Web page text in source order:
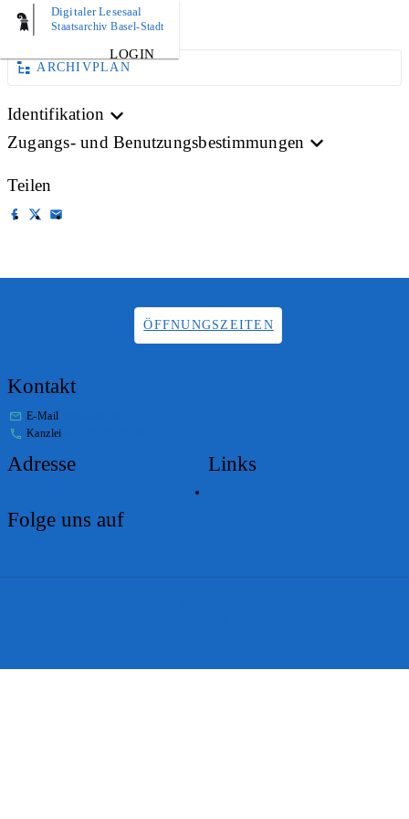
Digitaler Lesesaal
Staatsarchiv Basel-Stadt
LOGIN
AKTE
ARCHIVPLAN
Identifikation
Zugangs- und Benutzungsbestimmungen
Teilen
ÖFFNUNGSZEITEN
Kontakt
E-Mail
Kanzlei
Adresse Links
Folge uns auf